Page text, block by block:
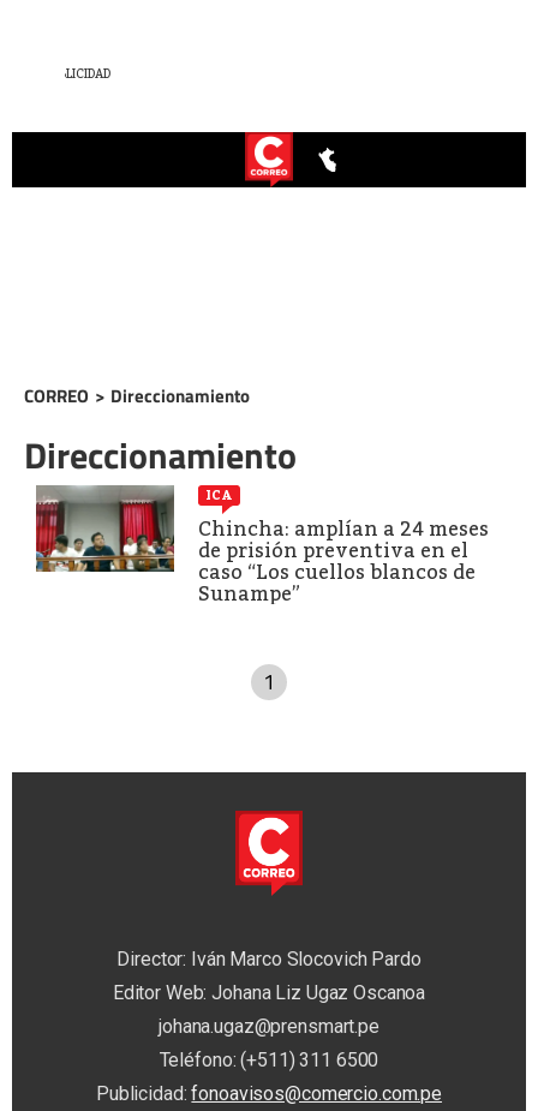
CORREO > Direccionamiento
Direccionamiento
ICA
Chincha: amplían a 24 meses
de prisión preventiva en el
caso “Los cuellos blancos de
Sunampe”
1
Director: Iván Marco Slocovich Pardo
Editor Web: Johana Liz Ugaz Oscanoa
johana.ugaz@prensmart.pe
Teléfono: (+511) 311 6500
Publicidad:fonoavisos@comercio.com.pe